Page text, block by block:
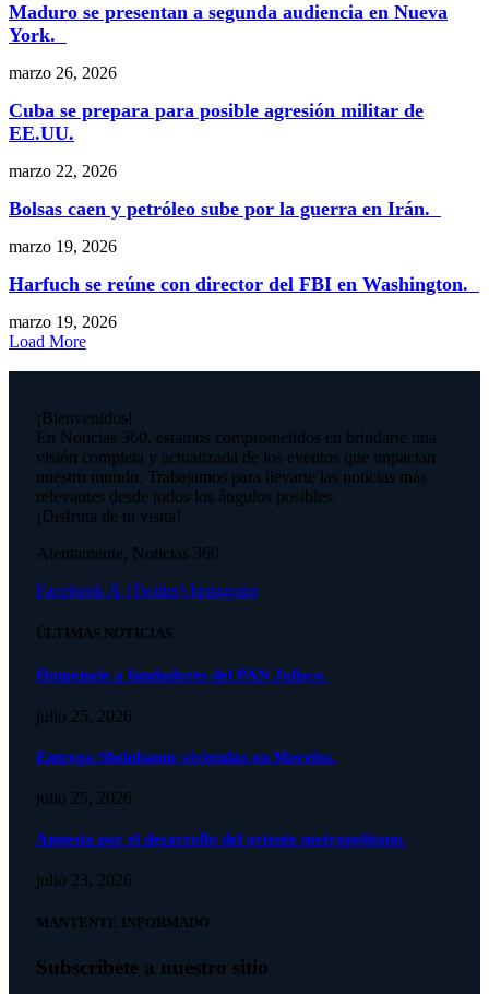
Maduro se presentan a segunda audiencia en Nueva
York.
marzo 26, 2026
Cuba se prepara para posible agresión militar de
EE.UU.
marzo 22, 2026
Bolsas caen y petróleo sube por la guerra en Irán.
marzo 19, 2026
Harfuch se reúne con director del FBI en Washington.
marzo 19, 2026
Load More
¡Bienvenidos!
En Noticias 360, estamos comprometidos en brindarte una
visión completa y actualizada de los eventos que impactan
nuestro mundo. Trabajamos para llevarte las noticias más
relevantes desde todos los ángulos posibles.
¡Disfruta de tu visita!
Atentamente, Noticias 360
Facebook X (Twitter) Instagram
ÚLTIMAS NOTICIAS
Homenaje a fundadores del PAN Jalisco.
julio 25, 2026
Entrega Sheinbaum viviendas en Morelos.
julio 25, 2026
Apuesta por el desarrollo del oriente metropolitano.
julio 23, 2026
MANTENTE INFORMADO
Subscríbete a nuestro sitio